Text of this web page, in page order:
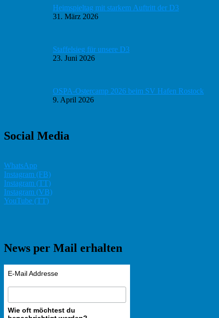
Heimspieltag mit starkem Auftritt der D3
31. März 2026
Staffelsieg für unsere D3
23. Juni 2026
OSPA-Ostercamp 2026 beim SV Hafen Rostock
9. April 2026
Social Media
WhatsApp
Instagram (FB)
Instagram (TT)
Instagram (VB)
YouTube (TT)
News per Mail erhalten
E-Mail Addresse
Wie oft möchtest du